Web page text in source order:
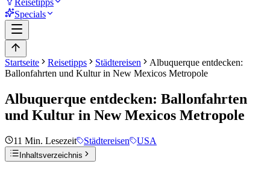
Reisetipps
Specials
Startseite Reisetipps Städtereisen
Albuquerque entdecken:
Ballonfahrten und Kultur in New Mexicos Metropole
Albuquerque entdecken: Ballonfahrten
und Kultur in New Mexicos Metropole
11 Min. Lesezeit Städtereisen USA
Inhaltsverzeichnis